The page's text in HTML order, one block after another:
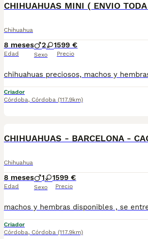
CHIHUAHUAS MINI ( ENVIO
Chihuahua
8 meses
Edad
2 1
Sexo
599 €
Precio
Criador
Córdoba, Córdoba (117.9km)
CHIHUAHUAS - BARCELONA -
Chihuahua
8 meses
Edad
1 1
Sexo
599 €
Precio
Criador
Córdoba, Córdoba (117.9km)